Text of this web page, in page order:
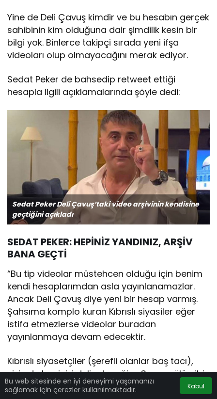
Yine de Deli Çavuş kimdir ve bu hesabın gerçek
sahibinin kim olduğuna dair şimdilik kesin bir
bilgi yok. Binlerce takipçi sırada yeni ifşa
videoları olup olmayacağını merak ediyor.
Sedat Peker de bahsedip retweet ettiği
hesapla ilgili açıklamalarında şöyle dedi:
Sedat Peker Deli Çavuş’taki video arşivinin kendisine
geçtiğini açıkladı
SEDAT PEKER: HEPİNİZ YANDINIZ, ARŞİV
BANA GEÇTİ
“Bu tip videolar müstehcen olduğu için benim
kendi hesaplarımdan asla yayınlanamazlar.
Ancak Deli Çavuş diye yeni bir hesap varmış.
Şahsıma komplo kuran Kıbrıslı siyasiler eğer
istifa etmezlerse videolar buradan
yayınlanmaya devam edecektir.
Kıbrıslı siyasetçiler (şerefli olanlar baş tacı),
sizin de hepinizi deli edeceğim. Sonra sülü gibi
sizi de tedavi edeceğim.Falyalı’nın arşivinde
Bu web sitesinde en iyi deneyimi yaşamanızı
sağlamak için çerezler kullanılmaktadır.
Kabul